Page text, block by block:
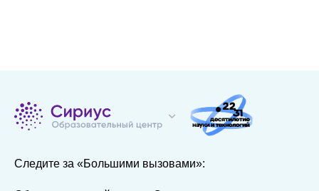
Следите за «Большими вызовами»: